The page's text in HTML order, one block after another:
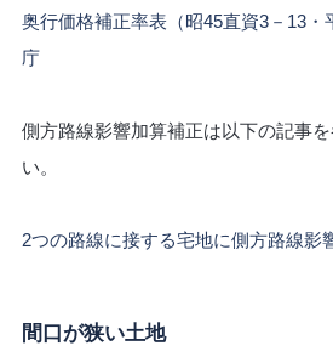
奥行価格補正率表（昭45直資3－13
庁
側方路線影響加算補正は以下の記事
い。
2つの路線に接する宅地に側方路線影
間口が狭い土地